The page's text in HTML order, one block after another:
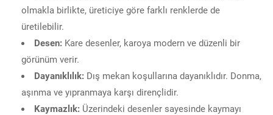
olmakla birlikte, üreticiye göre farklı renklerde de
üretilebilir.
Desen: Kare desenler, karoya modern ve düzenli bir
görünüm verir.
Dayanıklılık: Dış mekan koşullarına dayanıklıdır. Donma,
aşınma ve yıpranmaya karşı dirençlidir.
Kaymazlık: Üzerindeki desenler sayesinde kaymayı